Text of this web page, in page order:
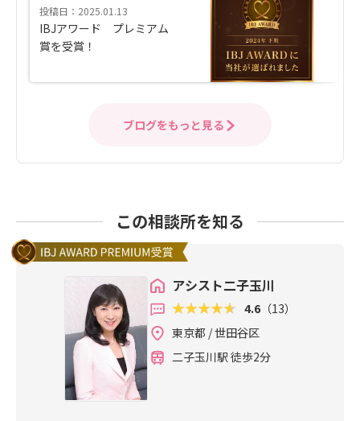
投稿日：2025.01.13
IBJアワード プレミアム
賞を受賞！
ブログをもっと見る
この相談所を知る
アシスト二子玉川
4.6 （13）
東京都 / 世田谷区
二子玉川駅 徒歩2分